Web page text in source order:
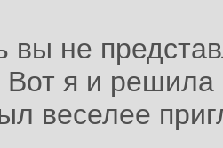
вы не
Вот я и решила
веселее